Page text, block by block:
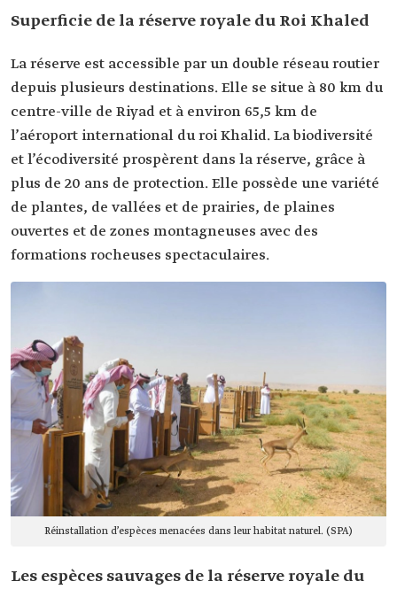
Superficie de la réserve royale du Roi Khaled
La réserve est accessible par un double réseau routier
depuis plusieurs destinations. Elle se situe à 80 km du
centre-ville de Riyad et à environ 65,5 km de
l’aéroport international du roi Khalid. La biodiversité
et l’écodiversité prospèrent dans la réserve, grâce à
plus de 20 ans de protection. Elle possède une variété
de plantes, de vallées et de prairies, de plaines
ouvertes et de zones montagneuses avec des
formations rocheuses spectaculaires.
Réinstallation d’espèces menacées dans leur habitat naturel. (SPA)
Les espèces sauvages de la réserve royale du